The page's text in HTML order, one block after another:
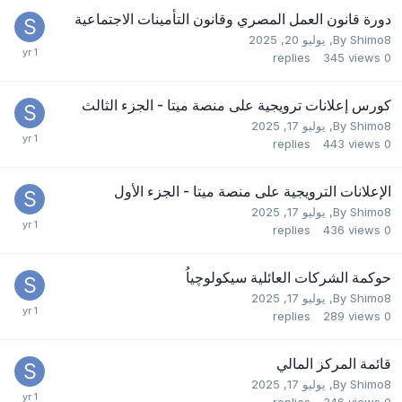
دورة قانون العمل المصري وقانون التأمينات الاجتماعية
By Shimo8
, يوليو 20, 2025
0
replies 345 views
كورس إعلانات ترويجية على منصة ميتا - الجزء الثالث
By Shimo8
, يوليو 17, 2025
0
replies 443 views
الإعلانات الترويجية على منصة ميتا - الجزء الأول
By Shimo8
, يوليو 17, 2025
0
replies 436 views
حوكمة الشركات العائلية سيكولوچياُ
By Shimo8
, يوليو 17, 2025
0
replies 289 views
قائمة المركز المالي
By Shimo8
, يوليو 17, 2025